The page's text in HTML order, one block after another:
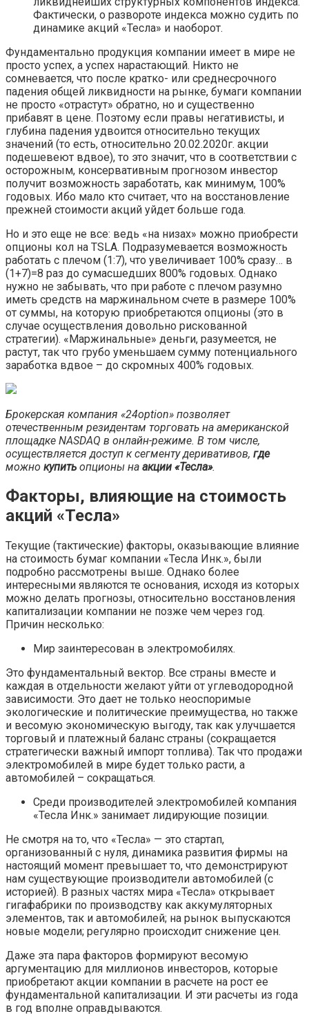
Фактически, о развороте индекса можно судить по
динамике акций «Тесла» и наоборот.
Фундаментально продукция компании имеет в мире не
просто успех, а успех нарастающий. Никто не
сомневается, что после кратко- или среднесрочного
падения общей ликвидности на рынке, бумаги компании
не просто «отрастут» обратно, но и существенно
прибавят в цене. Поэтому если правы негативисты, и
глубина падения удвоится относительно текущих
значений (то есть, относительно 20.02.2020г. акции
подешевеют вдвое), то это значит, что в соответствии с
осторожным, консервативным прогнозом инвестор
получит возможность заработать, как минимум, 100%
годовых. Ибо мало кто считает, что на восстановление
прежней стоимости акций уйдет больше года.
Но и это еще не все: ведь «на низах» можно приобрести
опционы кол на TSLA. Подразумевается возможность
работать с плечом (1:7), что увеличивает 100% сразу… в
(1+7)=8 раз до сумасшедших 800% годовых. Однако
нужно не забывать, что при работе с плечом разумно
иметь средств на маржинальном счете в размере 100%
от суммы, на которую приобретаются опционы (это в
случае осуществления довольно рискованной
стратегии). «Маржинальные» деньги, разумеется, не
растут, так что грубо уменьшаем сумму потенциального
заработка вдвое – до скромных 400% годовых.
Брокерская компания «24option» позволяет
отечественным резидентам торговать на американской
площадке NASDAQ в онлайн-режиме. В том числе,
осуществляется доступ к сегменту деривативов, где
можно купить опционы на акции «Тесла».
Факторы, влияющие на стоимость
акций «Тесла»
Текущие (тактические) факторы, оказывающие влияние
на стоимость бумаг компании «Тесла Инк.», были
подробно рассмотрены выше. Однако более
интересными являются те основания, исходя из которых
можно делать прогнозы, относительно восстановления
капитализации компании не позже чем через год.
Причин несколько:
Мир заинтересован в электромобилях.
Это фундаментальный вектор. Все страны вместе и
каждая в отдельности желают уйти от углеводородной
зависимости. Это дает не только неоспоримые
экологические и политические преимущества, но также
и весомую экономическую выгоду, так как улучшается
торговый и платежный баланс страны (сокращается
стратегически важный импорт топлива). Так что продажи
электромобилей в мире будет только расти, а
автомобилей – сокращаться.
Среди производителей электромобилей компания
«Тесла Инк.» занимает лидирующие позиции.
Не смотря на то, что «Тесла» — это стартап,
организованный с нуля, динамика развития фирмы на
настоящий момент превышает то, что демонстрируют
нам существующие производители автомобилей (с
историей). В разных частях мира «Тесла» открывает
гигафабрики по производству как аккумуляторных
элементов, так и автомобилей; на рынок выпускаются
новые модели; регулярно происходит снижение цен.
Даже эта пара факторов формируют весомую
аргументацию для миллионов инвесторов, которые
приобретают акции компании в расчете на рост ее
фундаментальной капитализации. И эти расчеты из года
в год вполне оправдываются.